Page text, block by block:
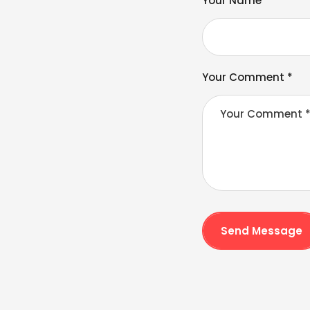
Your Comment *
Send Message
n
a
v